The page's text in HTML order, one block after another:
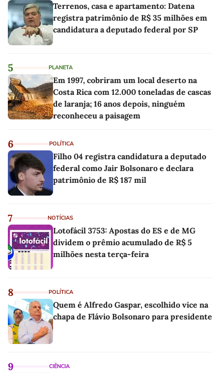
Terrenos, casa e apartamento: Datena
registra patrimônio de R$ 35 milhões em
candidatura a deputado federal por SP
5 PLANETA
Em 1997, cobriram um local deserto na
Costa Rica com 12.000 toneladas de cascas
de laranja; 16 anos depois, ninguém
reconheceu a paisagem
6 POLÍTICA
Filho 04 registra candidatura a deputado
federal como Jair Bolsonaro e declara
patrimônio de R$ 187 mil
7 NOTÍCIAS
Lotofácil 3753: Apostas do ES e de MG
dividem o prêmio acumulado de R$ 5
milhões nesta terça-feira
8 POLÍTICA
Quem é Alfredo Gaspar, escolhido vice na
chapa de Flávio Bolsonaro para presidente
9 CIÊNCIA